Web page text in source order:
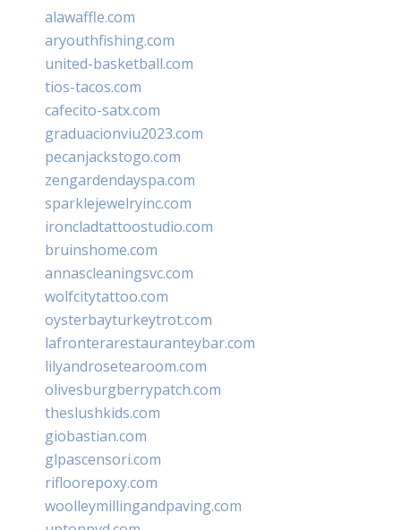
alawaffle.com
aryouthfishing.com
united-basketball.com
tios-tacos.com
cafecito-satx.com
graduacionviu2023.com
pecanjackstogo.com
zengardendayspa.com
sparklejewelryinc.com
ironcladtattoostudio.com
bruinshome.com
annascleaningsvc.com
wolfcitytattoo.com
oysterbayturkeytrot.com
lafronterarestauranteybar.com
lilyandrosetearoom.com
olivesburgberrypatch.com
theslushkids.com
giobastian.com
glpascensori.com
rifloorepoxy.com
woolleymillingandpaving.com